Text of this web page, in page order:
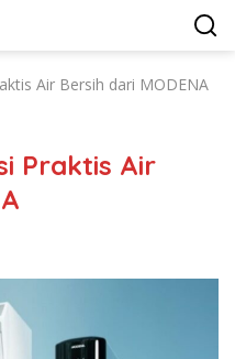
Air Bersih dari MODENA
Praktis Air